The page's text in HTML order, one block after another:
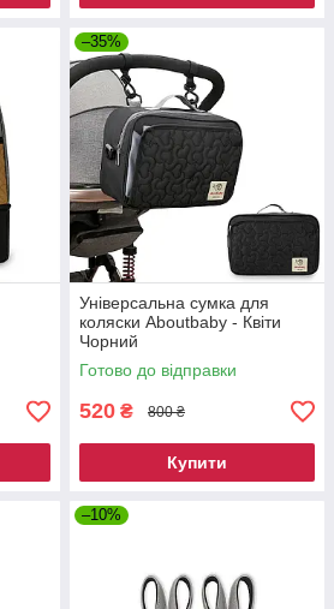
–35%
Універсальна сумка для
коляски Aboutbaby - Квіти
Чорний
Готово до відправки
520 ₴ 800 ₴
Купити
–10%